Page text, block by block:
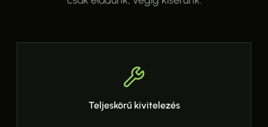
Teljeskörű kivitelezés